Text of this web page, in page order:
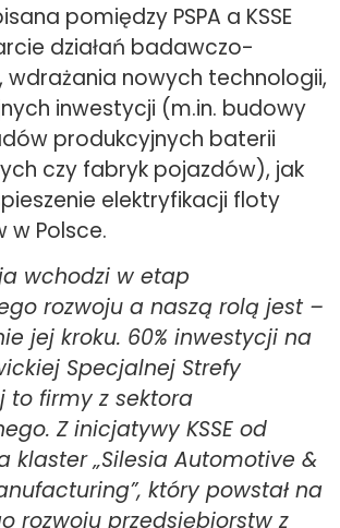
pomiędzy PSPA a KSSE
działań badawczo-
wdrażania nowych technologii,
inwestycji (m.in. budowy
produkcyjnych baterii
czy fabryk pojazdów), jak
elektryfikacji floty
Polsce.
wchodzi w etap
rozwoju a naszą rolą jest –
jej kroku. 60% inwestycji na
Specjalnej Strefy
to firmy z sektora
Z inicjatywy KSSE od
klaster „Silesia Automotive &
który powstał na
rozwoju przedsiębiorstw z